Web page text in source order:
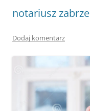
notariusz zabrze
Dodaj komentarz